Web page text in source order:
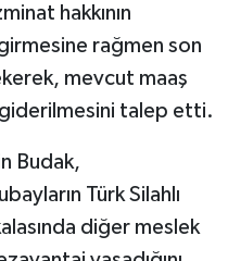
hakkının
rağmen son
mevcut maaş
talep etti.
Budak,
Türk Silahlı
diğer meslek